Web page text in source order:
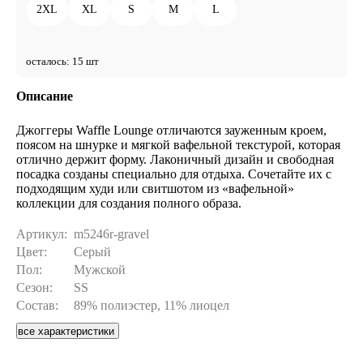
2XL XL S M L
осталось: 15 шт
Описание
Джоггеры Waffle Lounge отличаются зауженным кроем,
поясом на шнурке и мягкой вафельной текстурой, которая
отлично держит форму. Лаконичный дизайн и свободная
посадка созданы специально для отдыха. Сочетайте их с
подходящим худи или свитшотом из «вафельной»
коллекции для создания полного образа.
Артикул: m5246r-gravel
Цвет:
Серый
Пол:
Мужской
Сезон:
SS
Состав:
89% полиэстер, 11% лиоцел
все характеристики